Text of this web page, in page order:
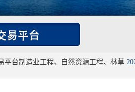
平台制造业工程、自然资源工程、林草